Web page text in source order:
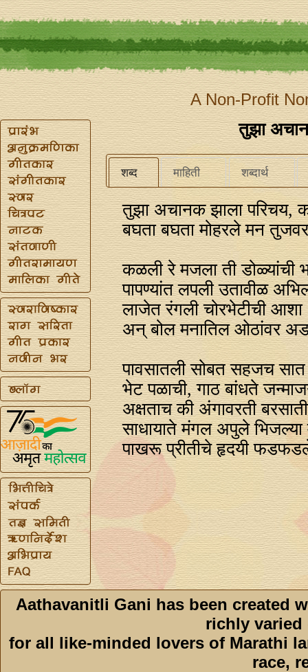
A Non-Profit
तुझा
शब्द माहिती शब्दार्थ
तुझा अचानक झाला परिचय,
बघता बघता मोहरले मन
कळली रे मजला ती डोळ्यांची
पापण्यांत लपली उतावीळ
लाजेत रंगली चोरभेटीची आशा
अन्‌ बोल मनातिल ओठांवर
पावसातली सोबत सहजच सात
भेट पळाची, गाठ बांधते
अक्षताच की अंगावरती
साधायाते मंगल अपुले भिजल्या
पाखरू प्रीतीचे हृदयी
Aathavanitli Gani has been created
richly varied
for all like-minded lovers of Marathi
race,